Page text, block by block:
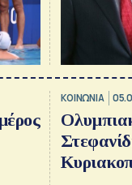
ΚΟΙΝΩΝΙΑ